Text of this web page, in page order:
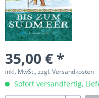
35,00 € *
inkl. MwSt., zzgl. Versandkosten
Sofort versandfertig,